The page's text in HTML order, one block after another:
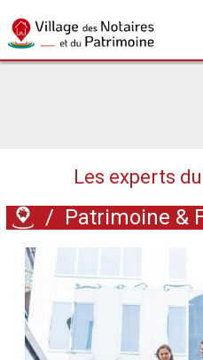
Les experts
/ Patrimoine &